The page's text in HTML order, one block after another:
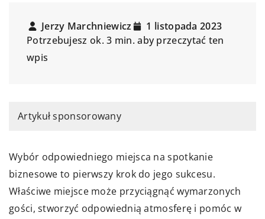
Jerzy Marchniewicz
1 listopada 2023
Potrzebujesz ok. 3 min. aby przeczytać ten
wpis
Artykuł sponsorowany
Wybór odpowiedniego miejsca na spotkanie
biznesowe to pierwszy krok do jego sukcesu.
Właściwe miejsce może przyciągnąć wymarzonych
gości, stworzyć odpowiednią atmosferę i pomóc w